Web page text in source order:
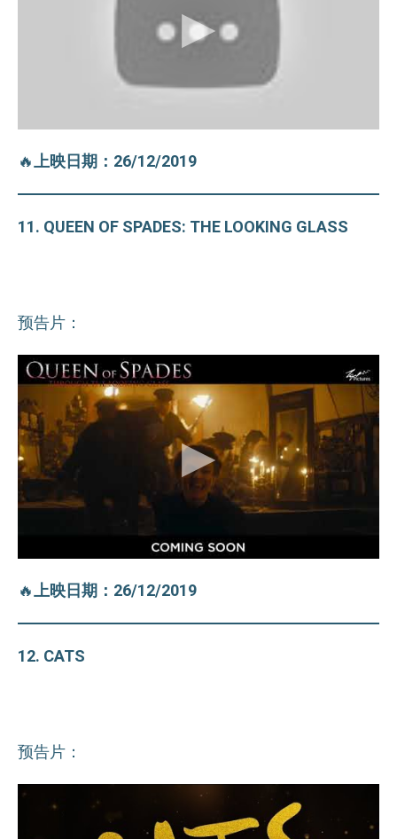
🔥上映日期：26/12/2019
11. QUEEN OF SPADES: THE LOOKING GLASS
预告片：
🔥上映日期：26/12/2019
12. CATS
预告片：